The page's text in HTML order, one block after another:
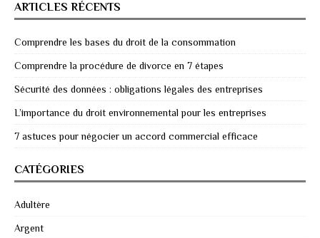
ARTICLES RÉCENTS
Comprendre les bases du droit de la consommation
Comprendre la procédure de divorce en 7 étapes
Sécurité des données : obligations légales des entreprises
L’importance du droit environnemental pour les entreprises
7 astuces pour négocier un accord commercial efficace
CATÉGORIES
Adultère
Argent